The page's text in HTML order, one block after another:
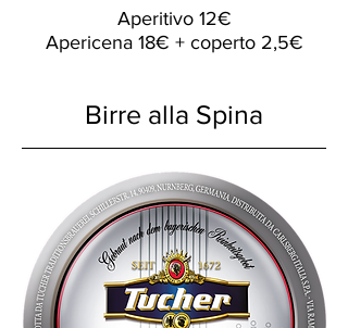
Aperitivo 12€
Apericena 18€ + coperto 2,5€
Birre alla Spina